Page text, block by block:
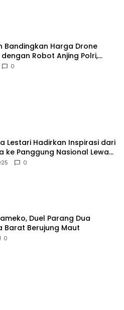
Bandingkan Harga Drone
Robot Anjing Polri,
5 Kali Lipat
0
Lestari Hadirkan Inspirasi dari
ke Panggung Nasional Lewat
Bergengsi
0
Duel Parang Dua
Barat Berujung Maut
0